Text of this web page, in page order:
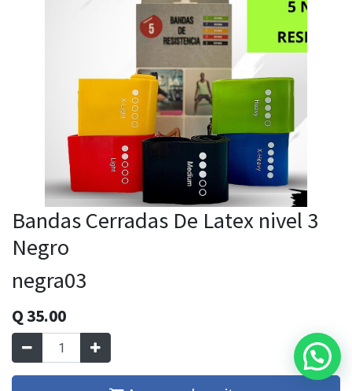
Bandas Cerradas De Latex nivel 3
Negro
negra03
Q35.00